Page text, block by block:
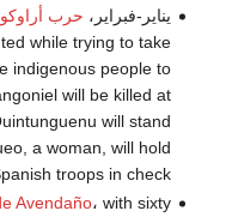
يناير-فبراير، حرب أراوكو
while trying to take
indigenous people to
will be killed at
will stand
a woman, will hold
troops in check.
Avendaño، with sixty